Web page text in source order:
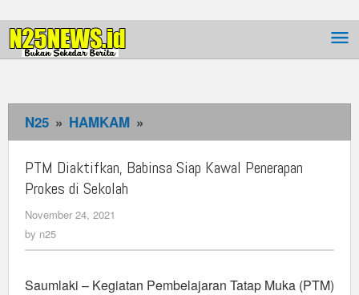
to
content
N25 » HAMKAM »
Diaktifkan,
Babinsa
Sekolah
PTM Diaktifkan, Babinsa Siap Kawal Penerapan
Prokes di Sekolah
November 24, 2021
by n25
Saumlaki – Kegiatan Pembelajaran Tatap Muka (PTM)